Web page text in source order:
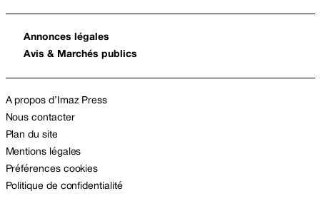
Annonces légales
Avis & Marchés publics
A propos d’Imaz Press
Nous contacter
Plan du site
Mentions légales
Préférences cookies
Politique de confidentialité